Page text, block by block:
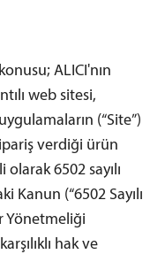
ALICI'nın
web sitesi,
(“Site”)
verdiği ürün
olarak 6502 sayılı
Kanun (“6502 Sayılı
Yönetmeliği
hak ve